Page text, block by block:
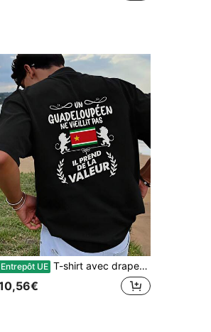
Entrepôt UE T-shirt avec drapeau de la Guadeloupe, avec phrase de fierté créole française et impression de lion au dos - patrimoine culturel, col rond, manches courtes, convient pour le port décontracté, lavable en machine, vêtement à porter toute l'année